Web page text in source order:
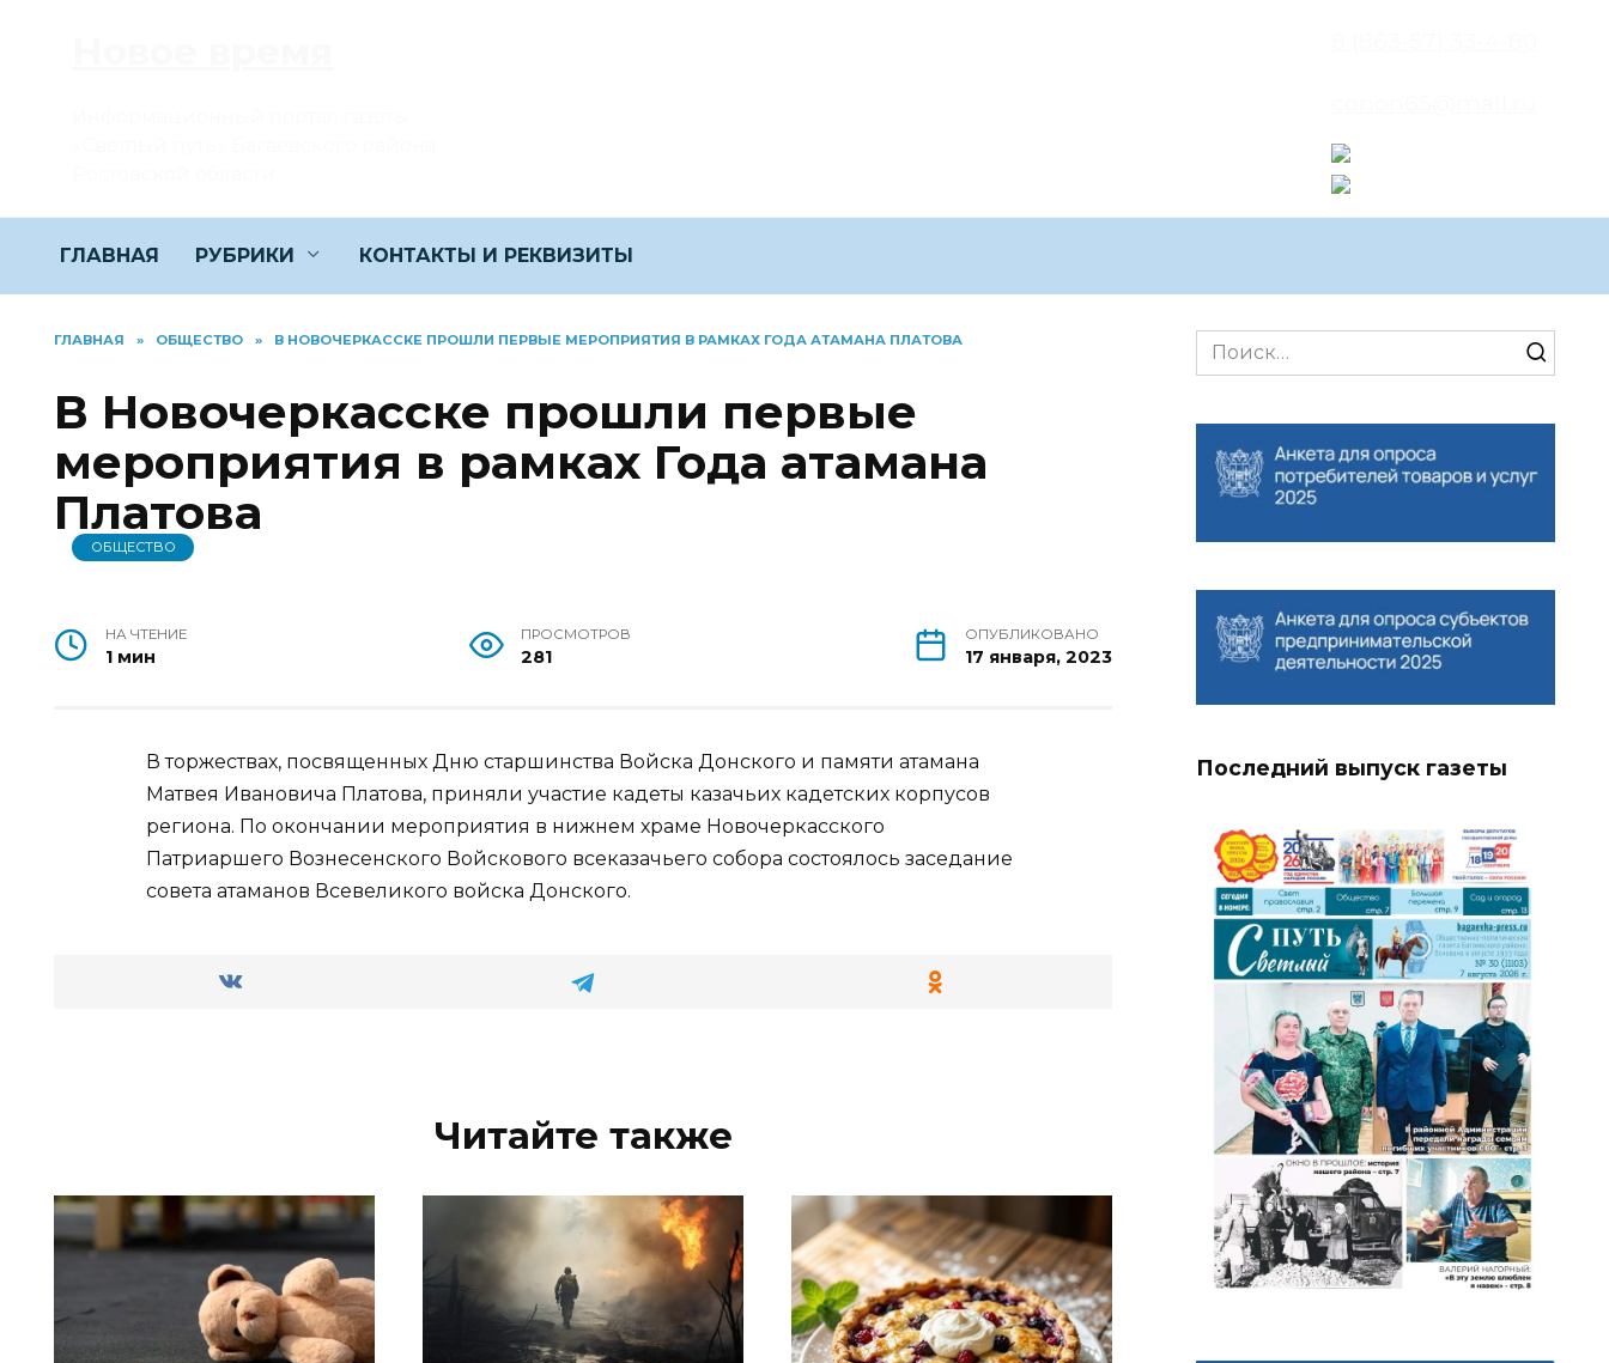
ГЛАВНАЯ РУБРИКИ КОНТАКТЫ И РЕКВИЗИТЫ
ГЛАВНАЯ » ОБЩЕСТВО » В НОВОЧЕРКАССКЕ ПРОШЛИ ПЕРВЫЕ МЕРОПРИЯТИЯ В РАМКАХ ГОДА АТАМАНА ПЛАТОВА
В Новочеркасске прошли первые
мероприятия в рамках Года атамана
Платова
ОБЩЕСТВО
НА ЧТЕНИЕ
1 мин
ПРОСМОТРОВ
281
ОПУБЛИКОВАНО
17 января, 2023
В торжествах, посвященных Дню старшинства Войска Донского и памяти атамана
Матвея Ивановича Платова, приняли участие кадеты казачьих кадетских корпусов
региона. По окончании мероприятия в нижнем храме Новочеркасского
Патриаршего Вознесенского Войскового всеказачьего собора состоялось заседание
совета атаманов Всевеликого войска Донского.
Читайте также
Search
for:
Последний выпуск газеты